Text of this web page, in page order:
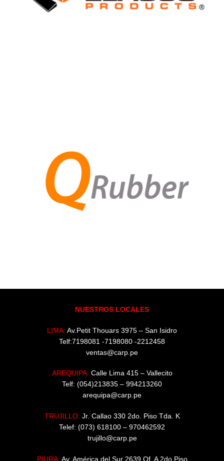
NUESTROS LOCALES
LIMA: Av.Petit Thouars 3975 – San Isidro
Telf:7198081 -7198080 -2212458
ventas@carp.pe
AREQUIPA: Calle Lima 415 – Vallecito
Telf: (054)213835 – 994213260
arequipa@carp.pe
TRUJILLO: Jr. Callao 330 2do. Piso Tda. K
Telef: (073) 618100 – 970462592
trujillo@carp.pe
PIURA: Av. América del Sur 2639 Of. A 2do Piso